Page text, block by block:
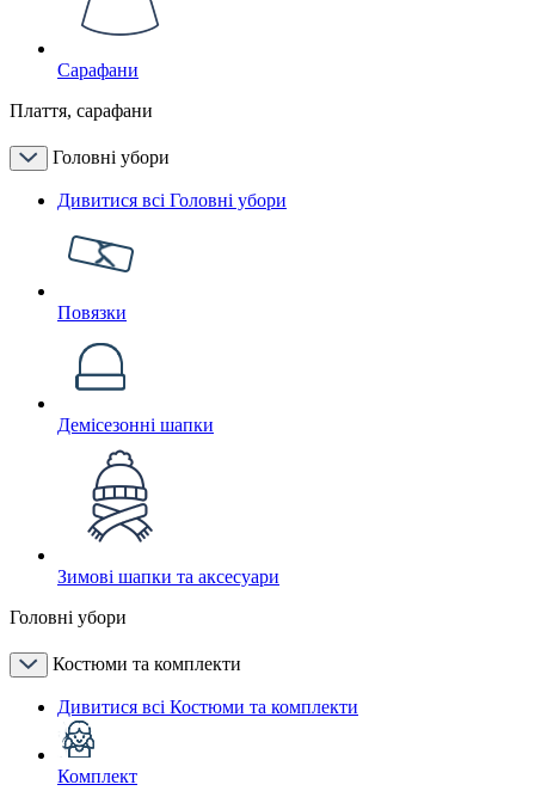
Сарафани
Плаття, сарафани
Головні убори
Дивитися всі Головні убори
Повязки
Демісезонні шапки
Зимові шапки та аксесуари
Головні убори
Костюми та комплекти
Дивитися всі Костюми та комплекти
Комплект